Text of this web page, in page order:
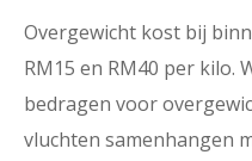
Overgewicht kost bij
RM15 en RM40 per kilo.
bedragen voor
vluchten samenhangen